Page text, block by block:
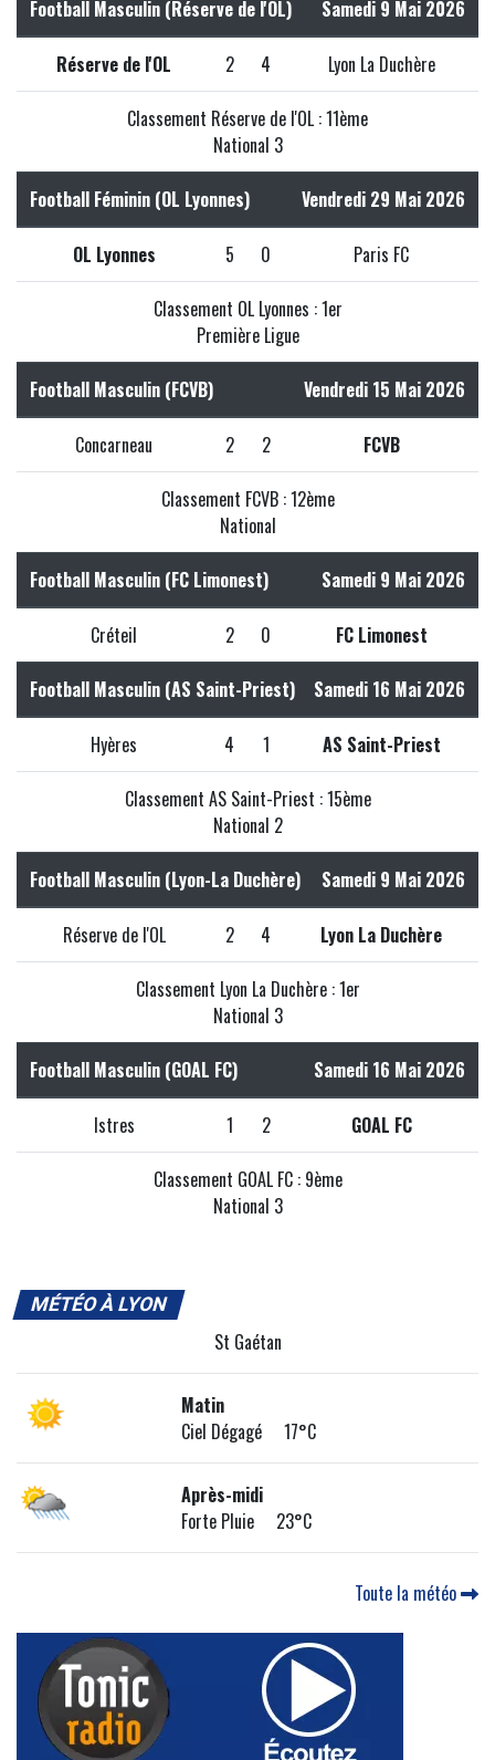
Football Masculin (Réserve de l'OL) Samedi 9 Mai 2026
Réserve de l'OL 2 4 Lyon La Duchère
Classement Réserve de l'OL : 11ème
National 3
Football Féminin (OL Lyonnes) Vendredi 29 Mai 2026
OL Lyonnes 5 0 Paris FC
Classement OL Lyonnes : 1er
Première Ligue
Football Masculin (FCVB) Vendredi 15 Mai 2026
Concarneau 2 2 FCVB
Classement FCVB : 12ème
National
Football Masculin (FC Limonest) Samedi 9 Mai 2026
Créteil 2 0 FC Limonest
Football Masculin (AS Saint-Priest) Samedi 16 Mai 2026
Hyères 4 1 AS Saint-Priest
Classement AS Saint-Priest : 15ème
National 2
Football Masculin (Lyon-La Duchère) Samedi 9 Mai 2026
Réserve de l'OL 2 4 Lyon La Duchère
Classement Lyon La Duchère : 1er
National 3
Football Masculin (GOAL FC) Samedi 16 Mai 2026
Istres 1 2 GOAL FC
Classement GOAL FC : 9ème
National 3
MÉTÉO À LYON
St Gaétan
Matin
Ciel Dégagé 17°C
Après-midi
Forte Pluie 23°C
Toute la météo